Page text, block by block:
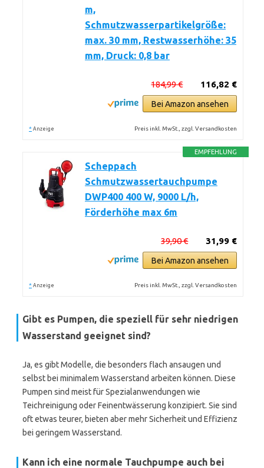
m,
Schmutzwasserpartikelgröße:
max. 30 mm, Restwasserhöhe: 35
mm, Druck: 0,8 bar
116,82 €
184,99 €
Bei Amazon ansehen
* Anzeige Preis inkl. MwSt., zzgl. Versandkosten
EMPFEHLUNG
Scheppach
Schmutzwassertauchpumpe
DWP400 400 W, 9000 L/h,
Förderhöhe max 6m
31,99 €
39,90 €
Bei Amazon ansehen
* Anzeige Preis inkl. MwSt., zzgl. Versandkosten
Gibt es Pumpen, die speziell für sehr niedrigen
Wasserstand geeignet sind?
Ja, es gibt Modelle, die besonders flach ansaugen und
selbst bei minimalem Wasserstand arbeiten können. Diese
Pumpen sind meist für Spezialanwendungen wie
Teichreinigung oder Feinentwässerung konzipiert. Sie sind
oft etwas teurer, bieten aber mehr Sicherheit und Effizienz
bei geringem Wasserstand.
Kann ich eine normale Tauchpumpe auch bei